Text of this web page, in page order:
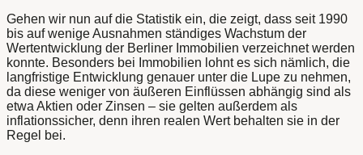
Gehen wir nun auf die Statistik ein, die zeigt, dass seit 1990
bis auf wenige Ausnahmen ständiges Wachstum der
Wertentwicklung der Berliner Immobilien verzeichnet werden
konnte. Besonders bei Immobilien lohnt es sich nämlich, die
langfristige Entwicklung genauer unter die Lupe zu nehmen,
da diese weniger von äußeren Einflüssen abhängig sind als
etwa Aktien oder Zinsen – sie gelten außerdem als
inflationssicher, denn ihren realen Wert behalten sie in der
Regel bei.